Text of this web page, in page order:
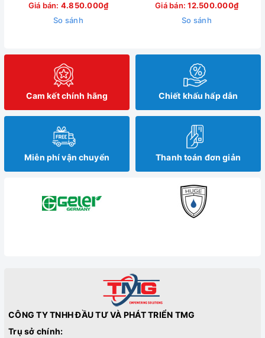
Giá bán: 4.850.000₫
So sánh
Giá bán:12.500.000₫
So sánh
Cam kết chính hãng Chiết khấu hấp dẫn
Miễn phí vận chuyển Thanh toán đơn giản
CÔNG TY TNHH ĐẦU TƯ VÀ PHÁT TRIỂN TMG
Trụ sở chính: